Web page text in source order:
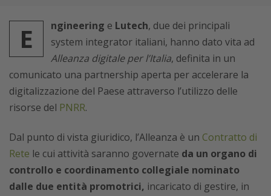
E ngineering e Lutech, due dei principali
system integrator italiani, hanno dato vita ad
Alleanza digitale per l’Italia, definita in un
comunicato una partnership aperta per accelerare la
digitalizzazione del Paese attraverso l’utilizzo delle
risorse del PNRR.
Dal punto di vista giuridico, l’Alleanza è un Contratto di
Rete le cui attività saranno governate da un organo di
controllo e coordinamento collegiale nominato
dalle due entità promotrici, incaricato di gestire, in